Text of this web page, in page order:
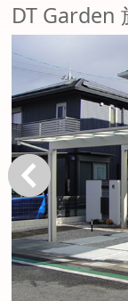
DT Garden
戻る